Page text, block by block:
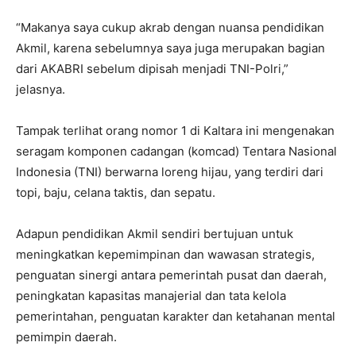
“Makanya saya cukup akrab dengan nuansa pendidikan
Akmil, karena sebelumnya saya juga merupakan bagian
dari AKABRI sebelum dipisah menjadi TNI-Polri,”
jelasnya.
Tampak terlihat orang nomor 1 di Kaltara ini mengenakan
seragam komponen cadangan (komcad) Tentara Nasional
Indonesia (TNI) berwarna loreng hijau, yang terdiri dari
topi, baju, celana taktis, dan sepatu.
Adapun pendidikan Akmil sendiri bertujuan untuk
meningkatkan kepemimpinan dan wawasan strategis,
penguatan sinergi antara pemerintah pusat dan daerah,
peningkatan kapasitas manajerial dan tata kelola
pemerintahan, penguatan karakter dan ketahanan mental
pemimpin daerah.